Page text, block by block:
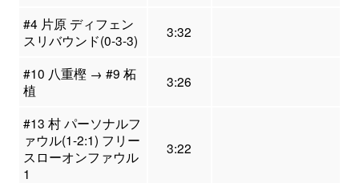
#4 片原 ディフェン
スリバウンド(0-3-3)
3:32
#10 八重樫 → #9 柘
植
3:26
#13 村 パーソナルフ
ァウル(1-2:1) フリー
スローオンファウル
1
3:22